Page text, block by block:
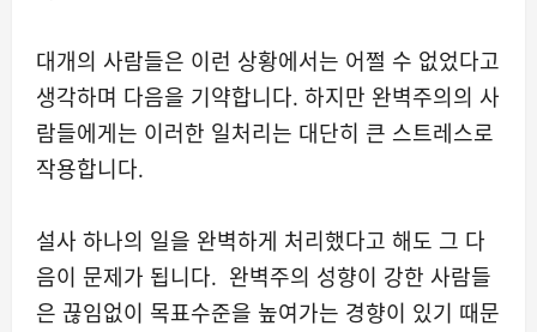
대개의 사람들은 이런 상황에서는 어쩔 수 없었다고
생각하며 다음을 기약합니다. 하지만 완벽주의의 사
람들에게는 이러한 일처리는 대단히 큰 스트레스로
작용합니다.
설사 하나의 일을 완벽하게 처리했다고 해도 그 다
음이 문제가 됩니다. 완벽주의 성향이 강한 사람들
은 끊임없이 목표수준을 높여가는 경향이 있기 때문